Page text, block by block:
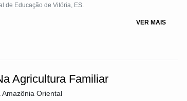
de Educação de Vitória, ES.
VER MAIS
Agricultura Familiar
Oriental